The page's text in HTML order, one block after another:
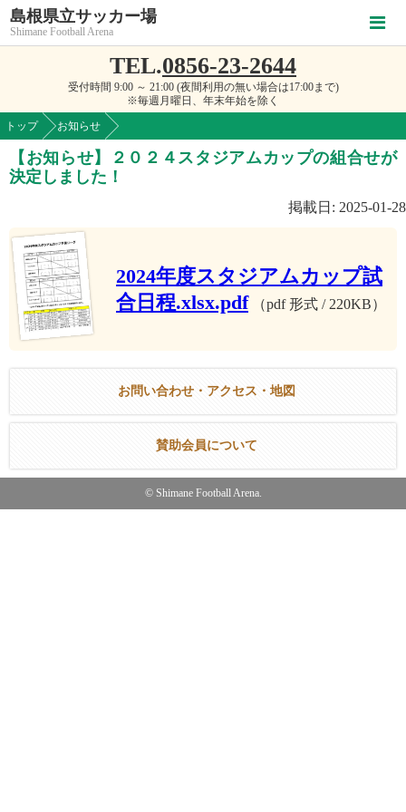
島根県立サッカー場
Shimane Football Arena
TEL.0856-23-2644
受付時間 9:00 ～ 21:00 (夜間利用の無い場合は17:00まで)
※毎週月曜日、年末年始を除く
トップ
お知らせ
【お知らせ】２０２４スタジアムカップの組合せが
決定しました！
掲載日: 2025-01-28
2024年度スタジアムカップ試
合日程.xlsx.pdf （pdf 形式 / 220KB）
お問い合わせ・アクセス・地図
賛助会員について
© Shimane Football Arena.